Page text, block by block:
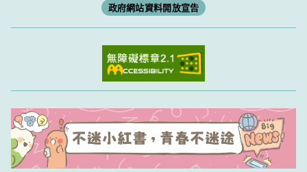
政府網站資料開放宣告